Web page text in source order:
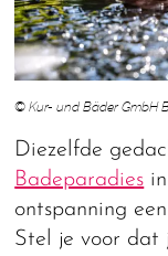
© Kur- und Bäder GmbH
Diezelfde
Badeparadies
ontspanning
Stel je voor dat